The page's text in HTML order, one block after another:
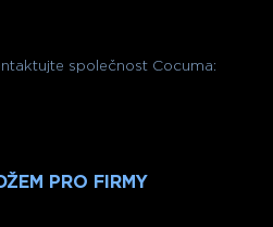
společnost Cocuma:
PRO FIRMY